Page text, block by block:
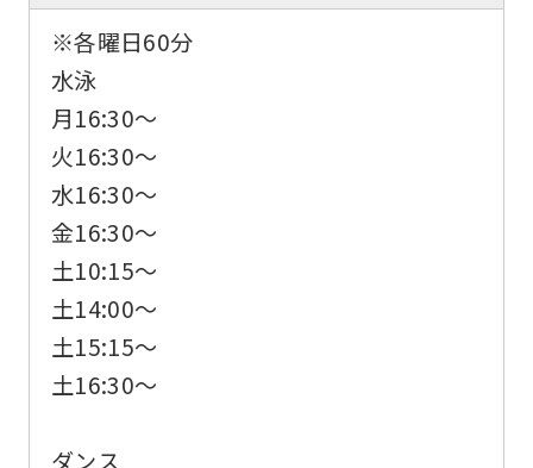
※各曜日60分
水泳
月16:30～
火16:30～
水16:30～
金16:30～
土10:15～
土14:00～
土15:15～
土16:30～
ダンス